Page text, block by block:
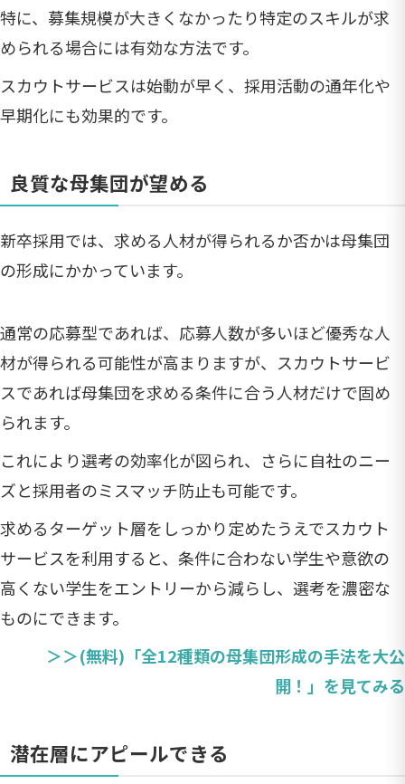
特に、募集規模が大きくなかったり特定のスキルが求
められる場合には有効な方法です。
スカウトサービスは始動が早く、採用活動の通年化や
早期化にも効果的です。
良質な母集団が望める
新卒採用では、求める人材が得られるか否かは母集団
の形成にかかっています。
通常の応募型であれば、応募人数が多いほど優秀な人
材が得られる可能性が高まりますが、スカウトサービ
スであれば母集団を求める条件に合う人材だけで固め
られます。
これにより選考の効率化が図られ、さらに自社のニー
ズと採用者のミスマッチ防止も可能です。
求めるターゲット層をしっかり定めたうえでスカウト
サービスを利用すると、条件に合わない学生や意欲の
高くない学生をエントリーから減らし、選考を濃密な
ものにできます。
＞＞(無料)「全12種類の母集団形成の手法を大公
開！」を見てみる
潜在層にアピールできる